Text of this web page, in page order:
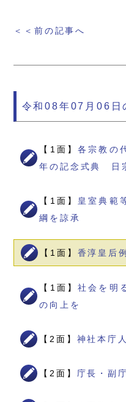
＜＜前の記事へ
令和08年07月06日
【1面】各宗教の
年の記念式典 日
【1面】 皇室典範
綱を諒承
【1面】 香淳皇后
【1面】社会を明
の向上を
【2面】 神社本庁
【2面】 庁長・副